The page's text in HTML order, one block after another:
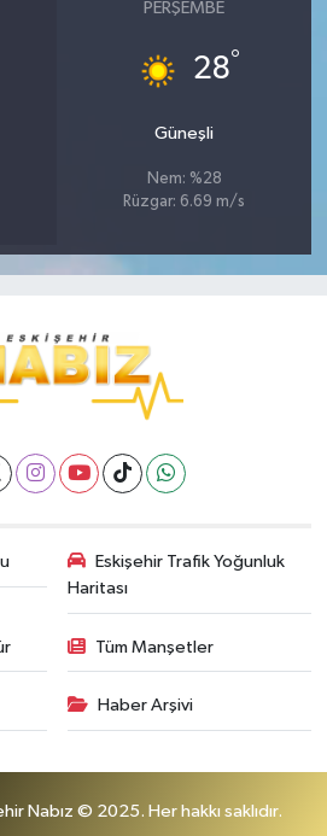
PERŞEMBE
28°
Güneşli
Nem: %28
Rüzgar: 6.69 m/s
Eskişehir Trafik Yoğunluk
Haritası
Tüm Manşetler
Haber Arşivi
Nabız © 2025. Her hakkı saklıdır.